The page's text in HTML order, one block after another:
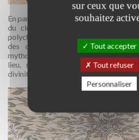
En particulier, les revêtements du sols
du club privé ont été réalisés en
polychrome d'après le dessin
des domus de l'époque romaine.
mythologie classique parcourent les
lieu, recréant des environnements
divinités.
sur ceux que
souhaitez
Tout accepter
Tout refuser
Personnaliser